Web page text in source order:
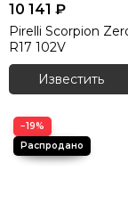
10 141 ₽
Pirelli Scorpion
R17 102V
Известить
−19%